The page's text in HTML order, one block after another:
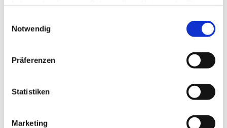
Notwendig
Präferenzen
Statistiken
Marketing